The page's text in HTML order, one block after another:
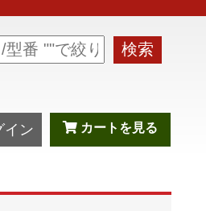
検索
イン カートを見る